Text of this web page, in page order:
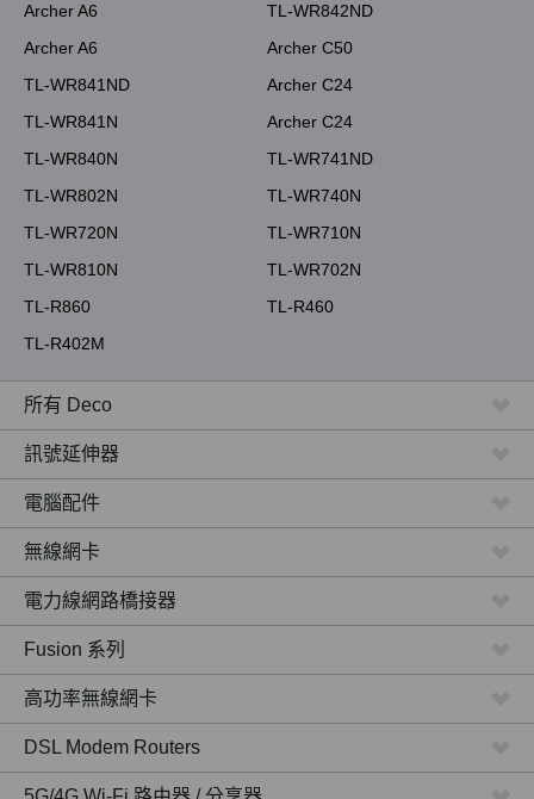
Archer A6
TL-WR842ND
Archer A6
Archer C50
TL-WR841ND
Archer C24
TL-WR841N
Archer C24
TL-WR840N
TL-WR741ND
TL-WR802N
TL-WR740N
TL-WR720N
TL-WR710N
TL-WR810N
TL-WR702N
TL-R860
TL-R460
TL-R402M
所有 Deco
訊號延伸器
電腦配件
無線網卡
電力線網路橋接器
Fusion 系列
高功率無線網卡
DSL Modem Routers